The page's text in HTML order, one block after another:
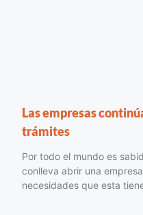
Las empresas
trámites
Por todo el mundo es
conlleva abrir una
necesidades que esta